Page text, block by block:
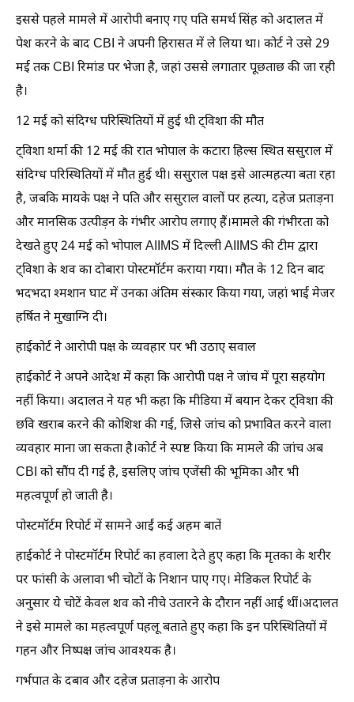
इससे पहले मामले में आरोपी बनाए गए पति समर्थ सिंह को अदालत में
पेश करने के बाद CBI ने अपनी हिरासत में ले लिया था। कोर्ट ने उसे 29
मई तक CBI रिमांड पर भेजा है, जहां उससे लगातार पूछताछ की जा रही
है।
12 मई को संदिग्ध परिस्थितियों में हुई थी ट्विशा की मौत
ट्विशा शर्मा की 12 मई की रात भोपाल के कटारा हिल्स स्थित ससुराल में
संदिग्ध परिस्थितियों में मौत हुई थी। ससुराल पक्ष इसे आत्महत्या बता रहा
है, जबकि मायके पक्ष ने पति और ससुराल वालों पर हत्या, दहेज प्रताड़ना
और मानसिक उत्पीड़न के गंभीर आरोप लगाए हैं।मामले की गंभीरता को
देखते हुए 24 मई को भोपाल AIIMS में दिल्ली AIIMS की टीम द्वारा
ट्विशा के शव का दोबारा पोस्टमॉर्टम कराया गया। मौत के 12 दिन बाद
भदभदा श्मशान घाट में उनका अंतिम संस्कार किया गया, जहां भाई मेजर
हर्षित ने मुखाग्नि दी।
हाईकोर्ट ने आरोपी पक्ष के व्यवहार पर भी उठाए सवाल
हाईकोर्ट ने अपने आदेश में कहा कि आरोपी पक्ष ने जांच में पूरा सहयोग
नहीं किया। अदालत ने यह भी कहा कि मीडिया में बयान देकर ट्विशा की
छवि खराब करने की कोशिश की गई, जिसे जांच को प्रभावित करने वाला
व्यवहार माना जा सकता है।कोर्ट ने स्पष्ट किया कि मामले की जांच अब
CBI को सौंप दी गई है, इसलिए जांच एजेंसी की भूमिका और भी
महत्वपूर्ण हो जाती है।
पोस्टमॉर्टम रिपोर्ट में सामने आईं कई अहम बातें
हाईकोर्ट ने पोस्टमॉर्टम रिपोर्ट का हवाला देते हुए कहा कि मृतका के शरीर
पर फांसी के अलावा भी चोटों के निशान पाए गए। मेडिकल रिपोर्ट के
अनुसार ये चोटें केवल शव को नीचे उतारने के दौरान नहीं आई थीं।अदालत
ने इसे मामले का महत्वपूर्ण पहलू बताते हुए कहा कि इन परिस्थितियों में
गहन और निष्पक्ष जांच आवश्यक है।
गर्भपात के दबाव और दहेज प्रताड़ना के आरोप